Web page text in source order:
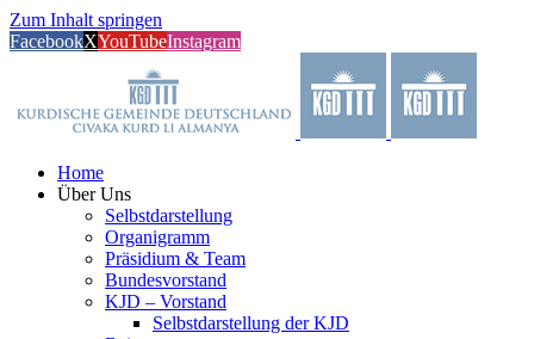
Zum Inhalt springen
FacebookXYouTubeInstagram
Home
Über Uns
Selbstdarstellung
Organigramm
Präsidium & Team
Bundesvorstand
KJD – Vorstand
Selbstdarstellung der KJD